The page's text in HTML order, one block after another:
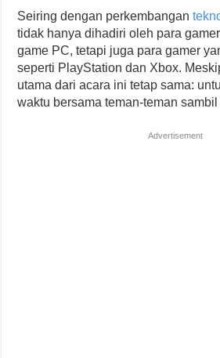
Seiring dengan perkembangan
tidak hanya dihadiri oleh para
game PC, tetapi juga para gamer
seperti PlayStation dan Xbox.
utama dari acara ini tetap sama:
waktu bersama teman-teman
Advertisement